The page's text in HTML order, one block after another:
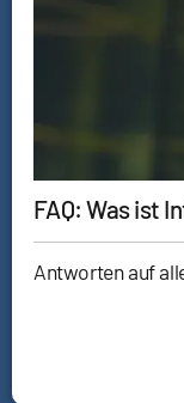
FAQ: Was ist
Antworten auf